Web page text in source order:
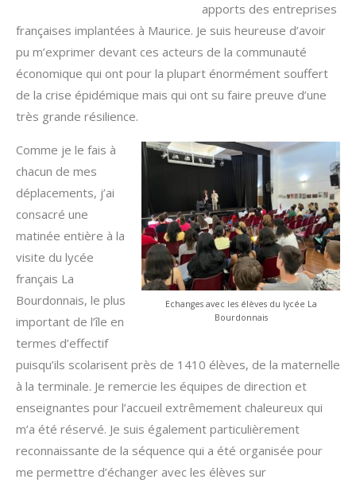
apports des entreprises
françaises implantées à Maurice. Je suis heureuse d’avoir
pu m’exprimer devant ces acteurs de la communauté
économique qui ont pour la plupart énormément souffert
de la crise épidémique mais qui ont su faire preuve d’une
très grande résilience.
Echanges avec les élèves du lycée La
Bourdonnais
Comme je le fais à
chacun de mes
déplacements, j’ai
consacré une
matinée entière à la
visite du lycée
français La
Bourdonnais, le plus
important de l’île en
termes d’effectif
puisqu’ils scolarisent près de 1410 élèves, de la maternelle
à la terminale. Je remercie les équipes de direction et
enseignantes pour l’accueil extrêmement chaleureux qui
m’a été réservé. Je suis également particulièrement
reconnaissante de la séquence qui a été organisée pour
me permettre d’échanger avec les élèves sur